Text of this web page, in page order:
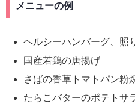
メニューの例
ヘルシーハンバーグ、照
国産若鶏の唐揚げ
さばの香草トマトパン粉
たらこバターのポテトサ